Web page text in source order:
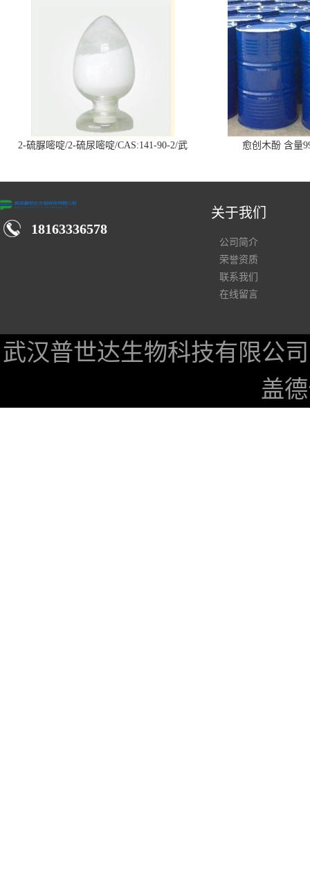
2-硫脲嘧啶/2-硫尿嘧啶/CAS:141-90-2/武
愈创木酚 含量
18163336578
关于我们
公司简介
荣誉资质
联系我们
在线留言
武汉普世达生物科技有限公司
盖